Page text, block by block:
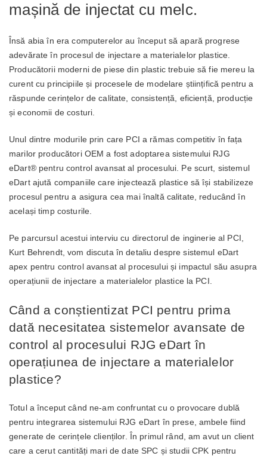
mașină de injectat cu melc.
Însă abia în era computerelor au început să apară progrese
adevărate în procesul de injectare a materialelor plastice.
Producătorii moderni de piese din plastic trebuie să fie mereu la
curent cu principiile și procesele de modelare științifică pentru a
răspunde cerințelor de calitate, consistență, eficiență, producție
și economii de costuri.
Unul dintre modurile prin care PCI a rămas competitiv în fața
marilor producători OEM a fost adoptarea sistemului RJG
eDart® pentru control avansat al procesului. Pe scurt, sistemul
eDart ajută companiile care injectează plastice să își stabilizeze
procesul pentru a asigura cea mai înaltă calitate, reducând în
același timp costurile.
Pe parcursul acestui interviu cu directorul de inginerie al PCI,
Kurt Behrendt, vom discuta în detaliu despre sistemul eDart
apex pentru control avansat al procesului și impactul său asupra
operațiunii de injectare a materialelor plastice la PCI.
Când a conștientizat PCI pentru prima
dată necesitatea sistemelor avansate de
control al procesului RJG eDart în
operațiunea de injectare a materialelor
plastice?
Totul a început când ne-am confruntat cu o provocare dublă
pentru integrarea sistemului RJG eDart în prese, ambele fiind
generate de cerințele clienților. În primul rând, am avut un client
care a cerut cantități mari de date SPC și studii CPK pentru